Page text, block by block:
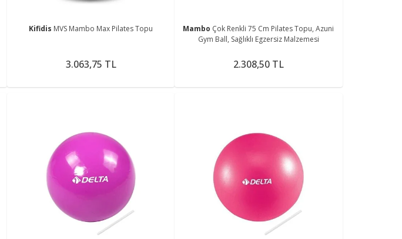
Kifidis MVS Mambo Max Pilates Topu
3.063,75 TL
Mambo Çok Renkli 75 Cm Pilates Topu, Azuni
Gym Ball, Sağlıklı Egzersiz Malzemesi
2.308,50 TL